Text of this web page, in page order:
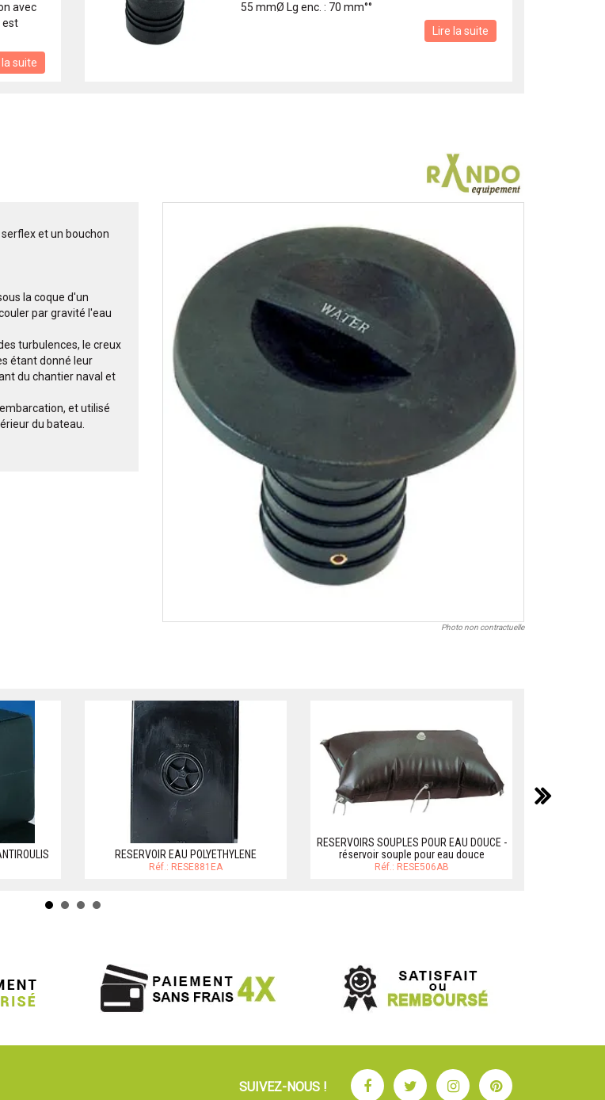
avec
est
la suite
55 mmØ Lg enc. : 70 mm°°
Lire la suite
et un bouchon
la coque d'un
par gravité l'eau
turbulences, le creux
étant donné leur
du chantier naval et
et utilisé
du bateau.
Photo non contractuelle
RESERVOIR EAU POLYETHYLENE
Réf.: RESE881EA
RESERVOIRS SOUPLES POUR EAU DOUCE -
réservoir souple pour eau douce
Réf.: RESE506AB
SUIVEZ-NOUS ! FacebookTwitterInstagramPinterest